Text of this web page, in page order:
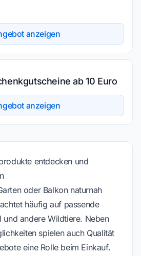
anzeigen
ab 10 Euro
anzeigen
entdecken und
oder Balkon naturnah
häufig auf passende
und andere Wildtiere. Neben
spielen auch Qualität
eine Rolle beim Einkauf.